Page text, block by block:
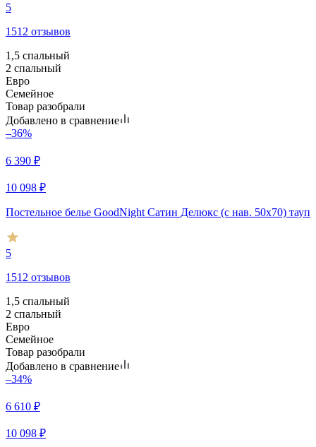
5
1512 отзывов
1,5 спальный
2 спальный
Евро
Семейное
Товар разобрали
Добавлено в сравнение
–36%
6 390 ₽
10 098 ₽
Постельное белье GoodNight Сатин Делюкс (с нав. 50х70) тауп
5
1512 отзывов
1,5 спальный
2 спальный
Евро
Семейное
Товар разобрали
Добавлено в сравнение
–34%
6 610 ₽
10 098 ₽